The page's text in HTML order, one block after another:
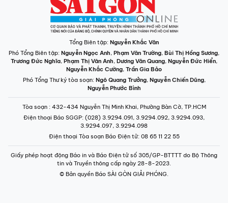
Tổng Biên tập: Nguyễn Khắc Văn
Phó Tổng Biên tập: Nguyễn Ngọc Anh, Phạm Văn Trường, Bùi Thị Hồng Sương,
Trương Đức Nghĩa, Phạm Thị Vân Anh, Dương Văn Quang, Nguyễn Đức Hiển,
Nguyễn Khắc Cường, Trần Gia Bảo
Phó Tổng Thư ký tòa soạn: Ngô Quang Trưởng, Nguyễn Chiến Dũng,
Nguyễn Phước Bình
Tòa soạn : 432-434 Nguyễn Thị Minh Khai, Phường Bàn Cờ, TP.HCM
Điện thoại Báo SGGP: (028) 3.9294.091, 3.9294.092, 3.9294.093,
3.9294.097, 3.9294.098
Điện thoại Tòa soạn Báo Điện tử: 08 65 11 22 55
Giấy phép hoạt động Báo in và Báo Điện tử số 305/GP-BTTTT do Bộ Thông
tin và Truyền thông cấp ngày 28-8-2023.
© Bản quyền Báo SÀI GÒN GIẢI PHÓNG.